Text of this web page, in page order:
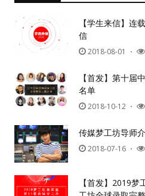
用户名或Email
密码
【学生来信】连
信
2018-08-01 ・
【首发】第十届
名单
2018-10-12 ・
传媒梦工坊导师
2018-07-16 ・
【首发】2019